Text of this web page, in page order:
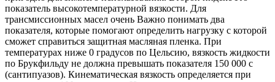
показатель высокотемпературной вязкости. Для
трансмиссионных масел очень Важно понимать два
показателя, которые помогают определить нагрузку с которой
сможет справиться защитная масляная пленка. При
температурах ниже 0 градусов по Цельсию, вязкость жидкости
по Брукфильду не должна превышать показателя 150 000 с
(сантипуазов). Кинематическая вязкость определяется при